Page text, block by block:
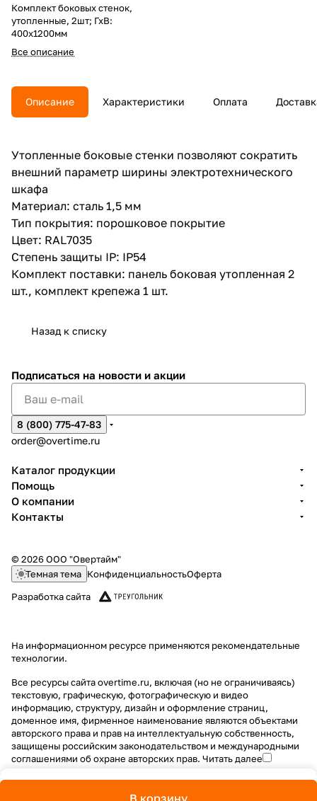
Комплект боковых стенок,
утопленные, 2шт; ГхВ:
400х1200мм
Все описание
Описание Характеристики Оплата
Утопленные боковые стенки позволяют сократить
внешний параметр ширины электротехнического
шкафа
Материал: сталь 1,5 мм
Тип покрытия: порошковое покрытие
Цвет: RAL7035
Степень защиты IP: IP54
Комплект поставки: панель боковая утопленная 2
шт., комплект крепежа 1 шт.
Назад к списку
В корзину
Подписаться на новости и акции
8 (800) 775-47-83
order@overtime.ru
Каталог продукции
Помощь
О компании
Контакты
© 2026 ООО "Овертайм"
Темная тема КонфиденциальностьОферта
Разработка сайта
На информационном ресурсе применяются рекомендательные
технологии.
Все ресурсы сайта overtime.ru, включая (но не ограничиваясь)
текстовую, графическую, фотографическую и видео
информацию, структуру, дизайн и оформление страниц,
доменное имя, фирменное наименование являются объектами
авторского права и прав на интеллектуальную собственность,
защищены российским законодательством и международными
соглашениями об охране авторских прав. Читать далее